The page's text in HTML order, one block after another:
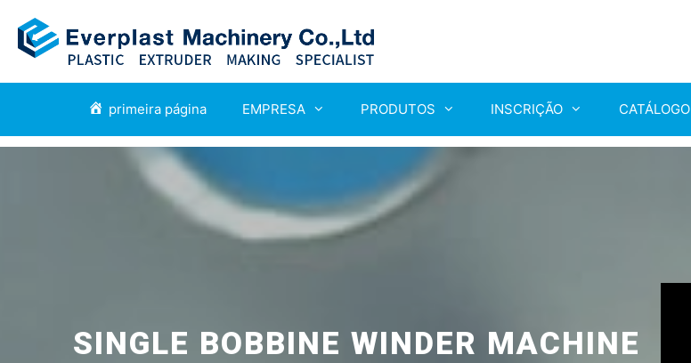
primeira página EMPRESA PRODUTOS INSCRIÇÃO CATÁLOGO
SINGLE BOBBINE WINDER MACHINE